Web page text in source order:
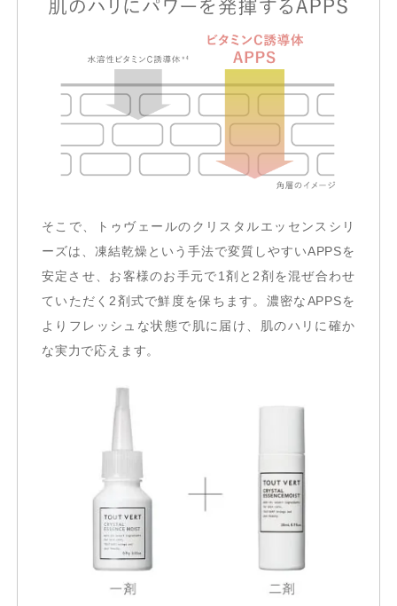
そこで、トゥヴェールのクリスタルエッセンスシリ
ーズは、凍結乾燥という手法で変質しやすいAPPSを
安定させ、お客様のお手元で1剤と2剤を混ぜ合わせ
ていただく2剤式で鮮度を保ちます。濃密なAPPSを
よりフレッシュな状態で肌に届け、肌のハリに確か
な実力で応えます。